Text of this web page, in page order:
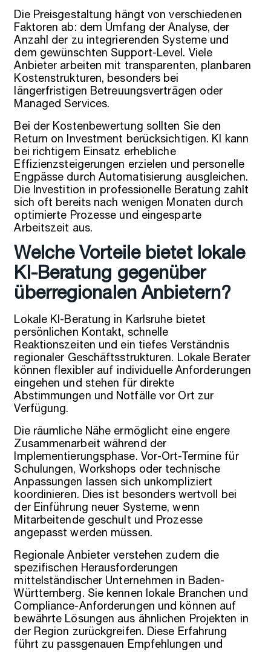
Die Preisgestaltung hängt von verschiedenen
Faktoren ab: dem Umfang der Analyse, der
Anzahl der zu integrierenden Systeme und
dem gewünschten Support-Level. Viele
Anbieter arbeiten mit transparenten, planbaren
Kostenstrukturen, besonders bei
längerfristigen Betreuungsverträgen oder
Managed Services.
Bei der Kostenbewertung sollten Sie den
Return on Investment berücksichtigen. KI kann
bei richtigem Einsatz erhebliche
Effizienzsteigerungen erzielen und personelle
Engpässe durch Automatisierung ausgleichen.
Die Investition in professionelle Beratung zahlt
sich oft bereits nach wenigen Monaten durch
optimierte Prozesse und eingesparte
Arbeitszeit aus.
Welche Vorteile bietet lokale
KI-Beratung gegenüber
überregionalen Anbietern?
Lokale KI-Beratung in Karlsruhe bietet
persönlichen Kontakt, schnelle
Reaktionszeiten und ein tiefes Verständnis
regionaler Geschäftsstrukturen. Lokale Berater
können flexibler auf individuelle Anforderungen
eingehen und stehen für direkte
Abstimmungen und Notfälle vor Ort zur
Verfügung.
Die räumliche Nähe ermöglicht eine engere
Zusammenarbeit während der
Implementierungsphase. Vor-Ort-Termine für
Schulungen, Workshops oder technische
Anpassungen lassen sich unkompliziert
koordinieren. Dies ist besonders wertvoll bei
der Einführung neuer Systeme, wenn
Mitarbeitende geschult und Prozesse
angepasst werden müssen.
Regionale Anbieter verstehen zudem die
spezifischen Herausforderungen
mittelständischer Unternehmen in Baden-
Württemberg. Sie kennen lokale Branchen und
Compliance-Anforderungen und können auf
bewährte Lösungen aus ähnlichen Projekten in
der Region zurückgreifen. Diese Erfahrung
führt zu passgenauen Empfehlungen und